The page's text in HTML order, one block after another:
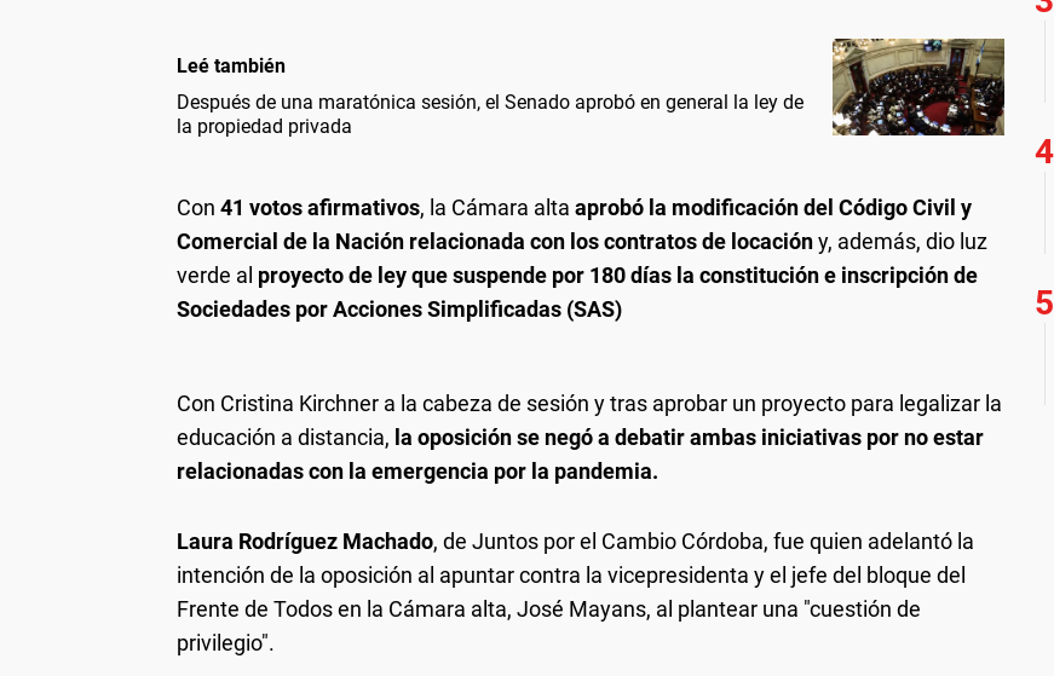
Leé también
Después de una maratónica sesión, el Senado aprobó en general la ley de
la propiedad privada
Con 41 votos afirmativos, la Cámara alta aprobó la modificación del Código Civil y
Comercial de la Nación relacionada con los contratos de locacióny, además, dio luz
verde al proyecto de ley que suspende por 180 días la constitución e inscripción de
Sociedades por Acciones Simplificadas (SAS)
Con Cristina Kirchner a la cabeza de sesión y tras aprobar un proyecto para legalizar la
educación a distancia, la oposición se negó a debatir ambas iniciativas por no estar
relacionadas con la emergencia por la pandemia.
Laura Rodríguez Machado, de Juntos por el Cambio Córdoba, fue quien adelantó la
intención de la oposición al apuntar contra la vicepresidenta y el jefe del bloque del
Frente de Todos en la Cámara alta, José Mayans, al plantear una "cuestión de
privilegio".